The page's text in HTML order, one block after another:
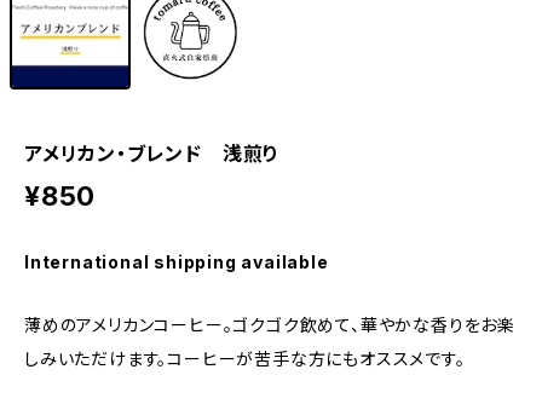
アメリカン・ブレンド 浅煎り
¥850
International shipping available
薄めのアメリカンコーヒー。ゴクゴク飲めて、華やかな香りをお楽
しみいただけます。コーヒーが苦手な方にもオススメです。